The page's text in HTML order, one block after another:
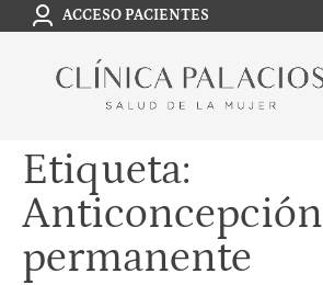
ACCESO PACIENTES
Etiqueta:
Anticoncepción
permanente